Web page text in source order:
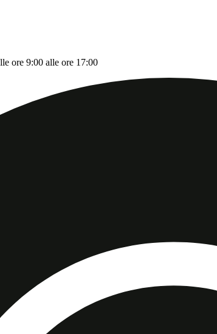
ore 9:00 alle ore 17:00